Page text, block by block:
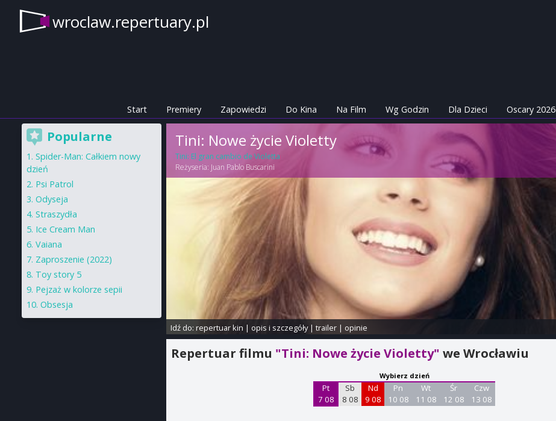
wroclaw.repertuary.pl
Start Premiery Zapowiedzi Do Kina Na Film Wg Godzin Dla Dzieci Oscary 2026
Tini: Nowe życie Violetty
Tini: El gran cambio de Violetta
Reżyseria: Juan Pablo Buscarini
Idź do: repertuar kin | opis i szczegóły| trailer| opinie
Repertuar filmu "Tini: Nowe życie Violetty"we Wrocławiu
Wybierz dzień
Pt
7 08
Sb
8 08
Nd
9 08
Pn
10 08
Wt
11 08
Śr
12 08
Czw
13 08
Popularne
Spider-Man: Całkiem nowy
dzień
Psi Patrol
Odyseja
Straszydła
Ice Cream Man
Vaiana
Zaproszenie (2022)
Toy story 5
Pejzaż w kolorze sepii
Obsesja